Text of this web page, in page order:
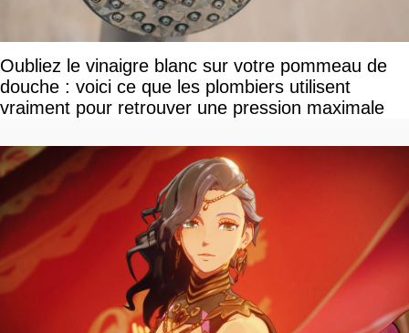
Oubliez le vinaigre blanc sur votre pommeau de
douche : voici ce que les plombiers utilisent
vraiment pour retrouver une pression maximale